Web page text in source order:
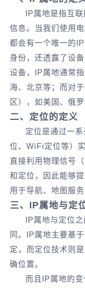
IP属地是指互
信息。当我们使用
都会有一个唯一的
身份，还透露了设
设备，IP属地通常
海、北京等；而对
区），如美国、俄罗
‌二、定位的定义‌
定位是通过一
位、WiFi定位等）
直接利用物理信号
和定位，因此能够
用于导航、地图服
三、IP属地与定
IP属地与定位
同。IP属地主要基
定，而定位技术则
确位置。
而且IP属地的